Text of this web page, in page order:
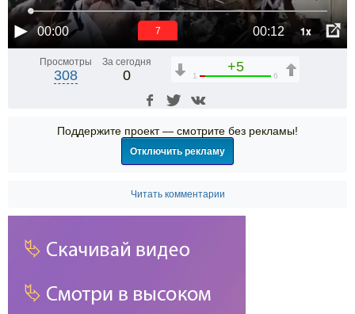
00:00 00:12 1x
6
Просмотры
308
За сегодня
0
+5
1 6
Поддержите проект — смотрите без рекламы!
Отключить рекламу
Читать комментарии